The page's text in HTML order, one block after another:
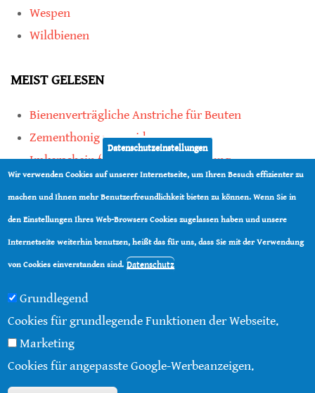
Wespen
Wildbienen
MEIST GELESEN
Bienenverträgliche Anstriche für Beuten
Zementhonig vermeiden
Imkerschein für Honigbienen-Haltung
Kauf von Mittelwänden ist Vertrauenssache
teilen
© 2016 - 2026 | Über diese Seite Impressum
Datenschutzeinstellungen
Wir verwenden Cookies auf unserer Internetseite, um Ihren Besuch effizienter zu
machen und Ihnen mehr Benutzerfreundlichkeit bieten zu können. Wenn Sie in
den Einstellungen Ihres Web-Browsers Cookies zugelassen haben und unsere
Internetseite weiterhin benutzen, heißt das für uns, dass Sie mit der Verwendung
von Cookies einverstanden sind. Datenschutz
Grundlegend
Cookies für grundlegende Funktionen der Webseite.
Marketing
Cookies für angepasste Google-Werbeanzeigen.